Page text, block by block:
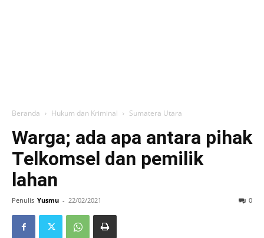
Beranda Hukum dan Kriminal Sumatera Utara
Warga; ada apa antara pihak
Telkomsel dan pemilik
lahan
Penulis Yusmu - 22/02/2021 0